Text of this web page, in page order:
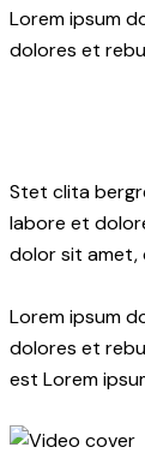
Lorem ipsum
dolores et
Stet clita
labore et
dolor sit amet,
Lorem ipsum
dolores et
est Lorem